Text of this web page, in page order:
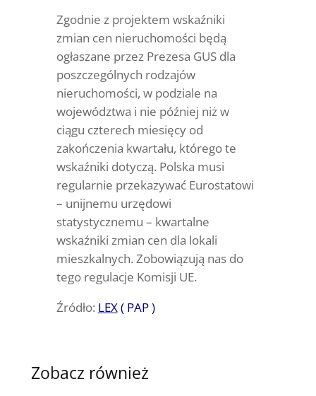
Zgodnie z projektem wskaźniki
zmian cen nieruchomości będą
ogłaszane przez Prezesa GUS dla
poszczególnych rodzajów
nieruchomości, w podziale na
województwa i nie później niż w
ciągu czterech miesięcy od
zakończenia kwartału, którego te
wskaźniki dotyczą. Polska musi
regularnie przekazywać Eurostatowi
– unijnemu urzędowi
statystycznemu – kwartalne
wskaźniki zmian cen dla lokali
mieszkalnych. Zobowiązują nas do
tego regulacje Komisji UE.
Źródło: LEX( PAP )
Zobacz również